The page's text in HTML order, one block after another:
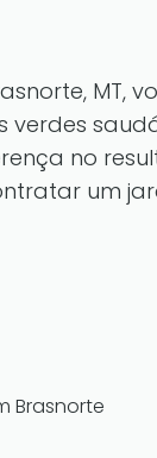
MT,
no
um
Brasnorte